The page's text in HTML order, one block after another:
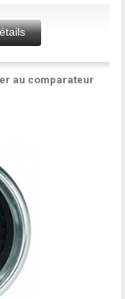
au comparateur